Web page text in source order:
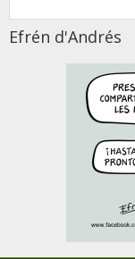
Efrén d'Andrés